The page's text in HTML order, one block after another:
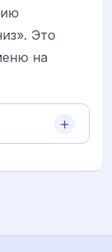
Это
на